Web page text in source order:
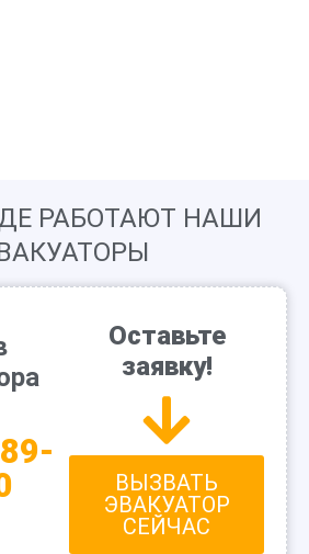
РАБОТАЮТ НАШИ
Оставьте
заявку!
ВЫЗВАТЬ
ЭВАКУАТОР
СЕЙЧАС